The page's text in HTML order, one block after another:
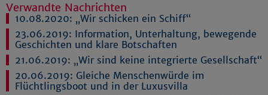
Verwandte Nachrichten
10.08.2020: „Wir schicken ein Schiff“
23.06.2019: Information, Unterhaltung, bewegende
Geschichten und klare Botschaften
21.06.2019: „Wir sind keine integrierte Gesellschaft“
20.06.2019: Gleiche Menschenwürde im
Flüchtlingsboot und in der Luxusvilla